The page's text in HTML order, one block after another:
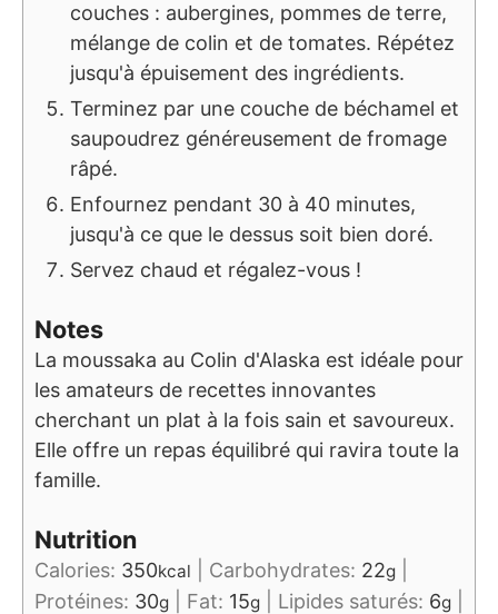
couches : aubergines, pommes de terre,
mélange de colin et de tomates. Répétez
jusqu'à épuisement des ingrédients.
Terminez par une couche de béchamel et
saupoudrez généreusement de fromage
râpé.
Enfournez pendant 30 à 40 minutes,
jusqu'à ce que le dessus soit bien doré.
Servez chaud et régalez-vous !
Notes
La moussaka au Colin d'Alaska est idéale pour
les amateurs de recettes innovantes
cherchant un plat à la fois sain et savoureux.
Elle offre un repas équilibré qui ravira toute la
famille.
Nutrition
Calories: 350kcal Carbohydrates: 22g
Protéines: 30g Fat: 15g Lipides saturés: 6g